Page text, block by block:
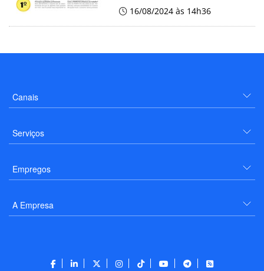
16/08/2024 às 14h36
Canais
Serviços
Empregos
A Empresa